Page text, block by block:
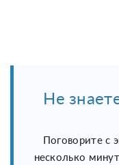
Не
Поговорите с
несколько